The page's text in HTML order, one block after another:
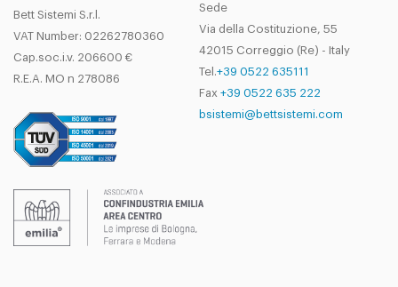
Bett Sistemi S.r.l.
VAT Number: 02262780360
Cap.soc.i.v. 206600 €
R.E.A. MO n 278086
Sede
Via della Costituzione, 55
42015 Correggio (Re) - Italy
Tel. +39 0522 635111
Fax +39 0522 635 222
bsistemi@bettsistemi.com